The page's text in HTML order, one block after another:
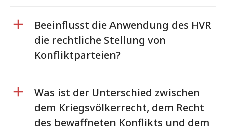
Beeinflusst die Anwendung des HVR
die rechtliche Stellung von
Konfliktparteien?
Was ist der Unterschied zwischen
dem Kriegsvölkerrecht, dem Recht
des bewaffneten Konflikts und dem